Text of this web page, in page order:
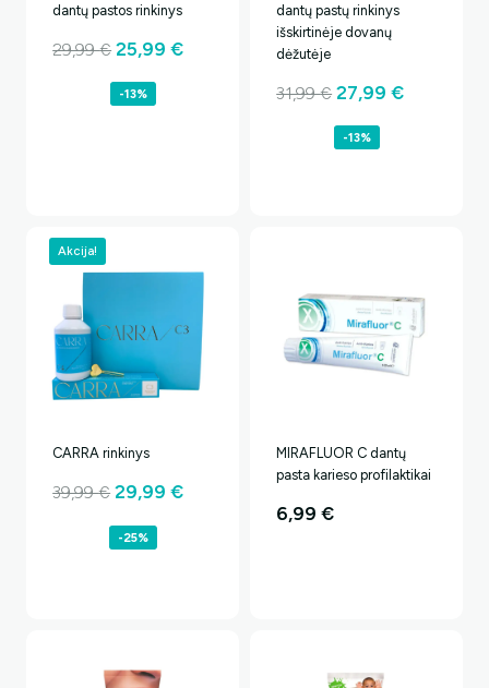
dantų pastos rinkinys
29,99€ Original
price
was:
25,99€Current
-13%
dantų pastų rinkinys
išskirtinėje dovanų
dėžutėje
31,99€ Original
price
was:
27,99€Current
-13%
Akcija!
CARRA rinkinys
39,99€ Original
price
was:
29,99€Current
-25%
MIRAFLUOR C dantų
pasta karieso profilaktikai
6,99€